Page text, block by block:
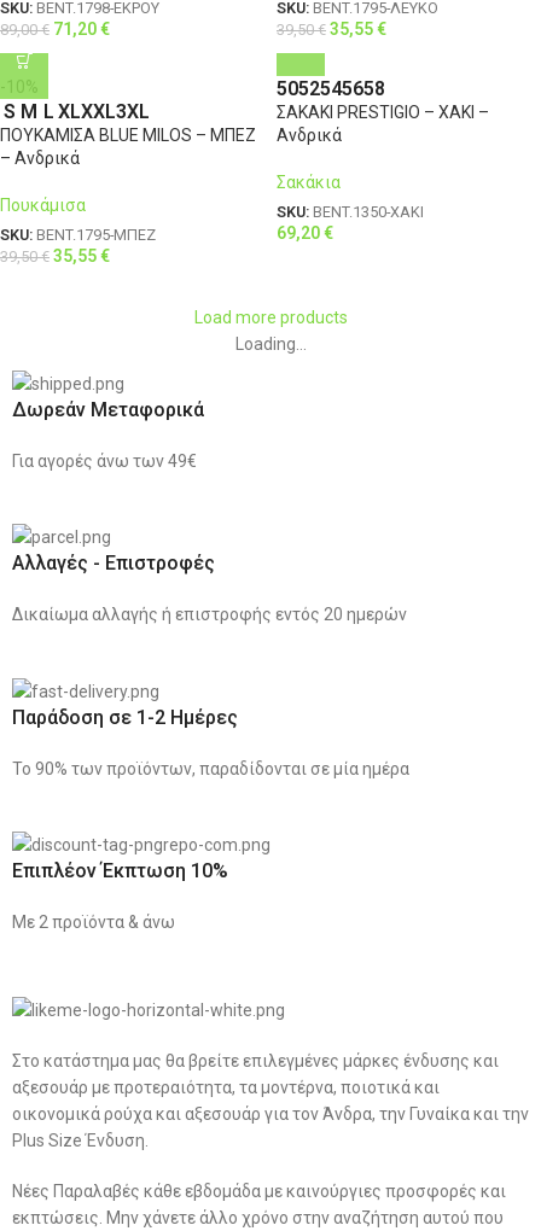
SKU: BENT.1798-ΕΚΡΟΥ
89,00€ 71,20€
SKU: BENT.1795-ΛΕΥΚΟ
39,50€ 35,55€
-10%
S M L XLXXL3XL
ΠΟΥΚΑΜΙΣΑ BLUE MILOS – ΜΠΕΖ
– Ανδρικά
Πουκάμισα
SKU: BENT.1795-ΜΠΕΖ
39,50€ 35,55€
5052545658
ΣΑΚΑΚΙ PRESTIGIO – ΧΑΚΙ –
Ανδρικά
Σακάκια
SKU: BENT.1350-ΧΑΚΙ
69,20€
Load more products
Loading...
Δωρεάν Μεταφορικά
Για αγορές άνω των 49€
Αλλαγές - Επιστροφές
Δικαίωμα αλλαγής ή επιστροφής εντός 20 ημερών
Παράδοση σε 1-2 Ημέρες
Το 90% των προϊόντων, παραδίδονται σε μία ημέρα
Επιπλέον Έκπτωση 10%
Με 2 προϊόντα & άνω
Στο κατάστημα μας θα βρείτε επιλεγμένες μάρκες ένδυσης και
αξεσουάρ με προτεραιότητα, τα μοντέρνα, ποιοτικά και
οικονομικά ρούχα και αξεσουάρ για τον Άνδρα, την Γυναίκα και την
Plus Size Ένδυση.
Νέες Παραλαβές κάθε εβδομάδα με καινούργιες προσφορές και
εκπτώσεις. Μην χάνετε άλλο χρόνο στην αναζήτηση αυτού που